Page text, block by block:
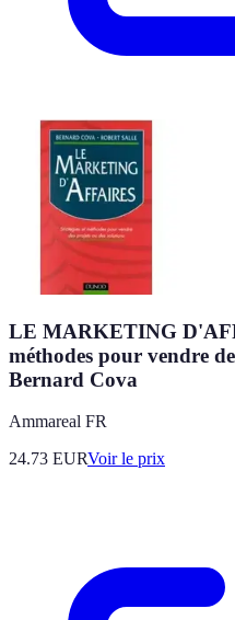
LE MARKETING
méthodes pour vendre
Bernard Cova
Ammareal FR
24.73 EURVoir le prix